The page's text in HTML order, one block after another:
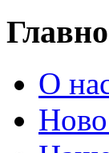
О